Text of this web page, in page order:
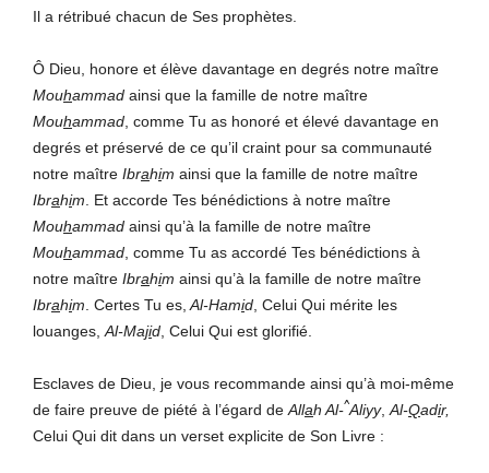
Il a rétribué chacun de Ses prophètes.
Ô Dieu, honore et élève davantage en degrés notre maître
Mouhammad ainsi que la famille de notre maître
Mouhammad , comme Tu as honoré et élevé davantage en
degrés et préservé de ce qu’il craint pour sa communauté
notre maître Ibrahim ainsi que la famille de notre maître
Ibrahim . Et accorde Tes bénédictions à notre maître
Mouhammad ainsi qu’à la famille de notre maître
Mouhammad , comme Tu as accordé Tes bénédictions à
notre maître Ibrahim ainsi qu’à la famille de notre maître
Ibrahim . Certes Tu es, Al-Hamid , Celui Qui mérite les
louanges, Al-Majid , Celui Qui est glorifié.
Esclaves de Dieu, je vous recommande ainsi qu’à moi-même
de faire preuve de piété à l’égard de Allah Al-^Aliyy, Al-Qadir,
Celui Qui dit dans un verset explicite de Son Livre :